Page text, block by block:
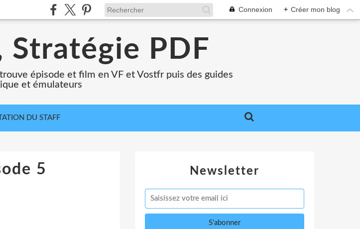
Connexion + Créer mon blog
Stratégie PDF
épisode et film en VF et Vostfr puis des guides
et émulateurs
DU STAFF
5 Newsletter